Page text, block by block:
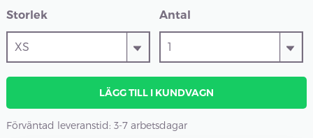
Storlek Antal
LÄGG TILL I KUNDVAGN
Förväntad leveranstid: 3-7 arbetsdagar